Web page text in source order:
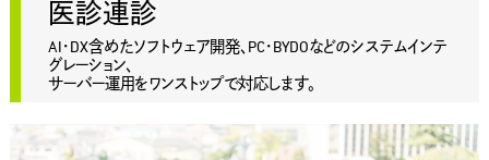
医診連診
AI・DX含めたソフトウェア開発、PC・BYDOなどのシステムインテ
グレーション、
サーバー運用をワンストップで対応します。